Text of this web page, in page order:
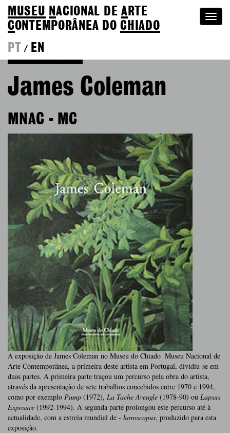
MUSEU NACIONAL DEA RTE
CONTEMPORÂNEA DOCHIADO
PT
/ EN
James Coleman
MNAC - MC
A exposição de James Coleman no Museu do Chiado  Museu Nacional de
Arte Contemporânea, a primeira deste artista em Portugal, dividiu-se em
duas partes. A primeira parte traçou um percurso pela obra do artista,
através da apresentação de sete trabalhos concebidos entre 1970 e 1994,
como por exemplo Pump (1972), La Tache Aveugle (1978-90) ou Lapsus
Exposure (1992-1994). A segunda parte prolongou este percurso até à
actualidade, com a estreia mundial de - horoscopus, produzido para esta
exposição.